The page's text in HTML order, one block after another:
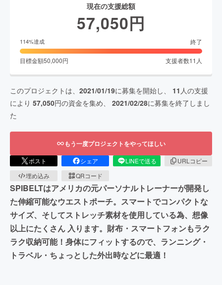
現在の支援総額
57,050円
114%達成 終了
目標金額50,000円 支援者数11 人
このプロジェクトは、 2021/01/19に募集を開始し、 11 人の支援
により 57,050円の資金を集め、 2021/02/28に募集を終了しまし
た
もう一度プロジェクトをやってほしい
ポスト シェア LINEで送る
URLコピー
埋め込み
QRコード
SPIBELTはアメリカの元パーソナルトレーナーが開発し
た伸縮可能なウエストポーチ。スマートでコンパクトな
サイズ、そしてストレッチ素材を使用している為、想像
以上にたくさん 入ります。財布・スマートフォンもラク
ラク収納可能！身体にフィットするので、ランニング・
トラベル・ちょっとした外出時などに最適！